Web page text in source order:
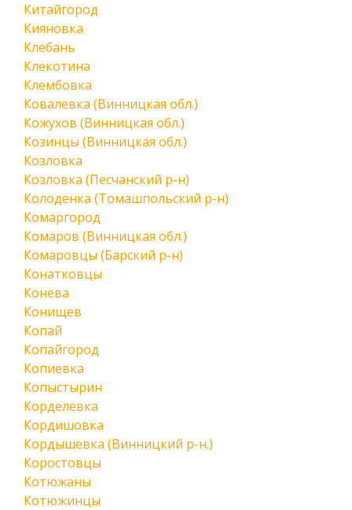
Китайгород
Кияновка
Клебань
Клекотина
Клембовка
Ковалевка (Винницкая обл.)
Кожухов (Винницкая обл.)
Козинцы (Винницкая обл.)
Козловка
Козловка (Песчанский р-н)
Колоденка (Томашпольский р-н)
Комаргород
Комаров (Винницкая обл.)
Комаровцы (Барский р-н)
Конатковцы
Конева
Конищев
Копай
Копайгород
Копиевка
Копыстырин
Корделевка
Кордишовка
Кордышевка (Винницкий р-н.)
Коростовцы
Котюжаны
Котюжинцы